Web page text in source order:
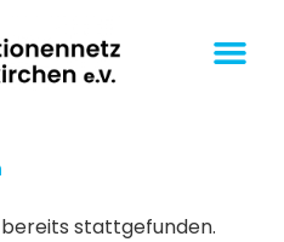
stattgefunden.